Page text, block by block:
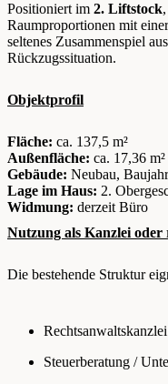
Positioniert im 2. Liftstock
Raumproportionen mit
seltenes Zusammenspiel
Rückzugssituation.
Objektprofil
Fläche: ca. 137,5 m²
Außenfläche: ca. 17,36
Gebäude: Neubau,
Lage im Haus: 2.
Widmung: derzeit Büro
Nutzung als Kanzlei oder
Die bestehende Struktur
Rechtsanwaltskanzlei
Steuerberatung /